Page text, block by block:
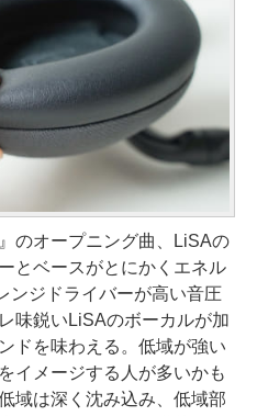
のオープニング曲、LiSAの
とベースがとにかくエネル
ンジドライバーが高い音圧
味鋭いLiSAのボーカルが加
ドを味わえる。低域が強い
イメージする人が多いかも
域は深く沈み込み、低域部